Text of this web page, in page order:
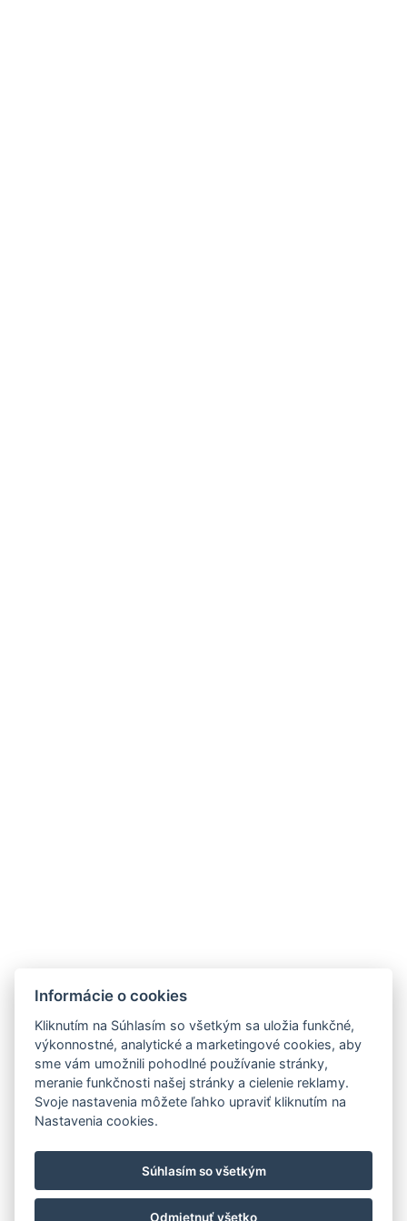
Informácie o cookies
Kliknutím na Súhlasím so všetkým sa uložia funkčné,
výkonnostné, analytické a marketingové cookies, aby
sme vám umožnili pohodlné používanie stránky,
meranie funkčnosti našej stránky a cielenie reklamy.
Svoje nastavenia môžete ľahko upraviť kliknutím na
Nastavenia cookies.
Súhlasím so všetkým
Odmietnuť všetko